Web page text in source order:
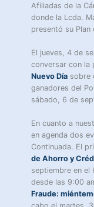
Afiliadas de la
donde la Lcda.
presentó su Plan
El jueves, 4 de
conversar con la
Nuevo Día sobre
ganadores del
sábado, 6 de
En cuanto a
en agenda dos
Continuada. El
de Ahorro y
septiembre en el
desde las 9:00
Fraude: